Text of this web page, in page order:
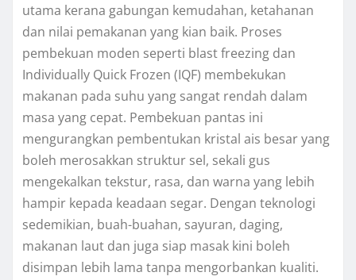
utama kerana gabungan kemudahan, ketahanan
dan nilai pemakanan yang kian baik. Proses
pembekuan moden seperti blast freezing dan
Individually Quick Frozen (IQF) membekukan
makanan pada suhu yang sangat rendah dalam
masa yang cepat. Pembekuan pantas ini
mengurangkan pembentukan kristal ais besar yang
boleh merosakkan struktur sel, sekali gus
mengekalkan tekstur, rasa, dan warna yang lebih
hampir kepada keadaan segar. Dengan teknologi
sedemikian, buah-buahan, sayuran, daging,
makanan laut dan juga siap masak kini boleh
disimpan lebih lama tanpa mengorbankan kualiti.